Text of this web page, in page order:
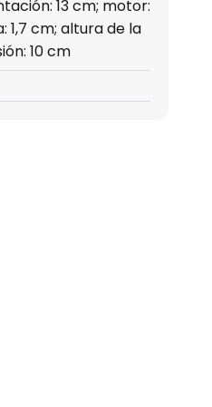
13 cm; motor:
1,7 cm; altura de la
10 cm